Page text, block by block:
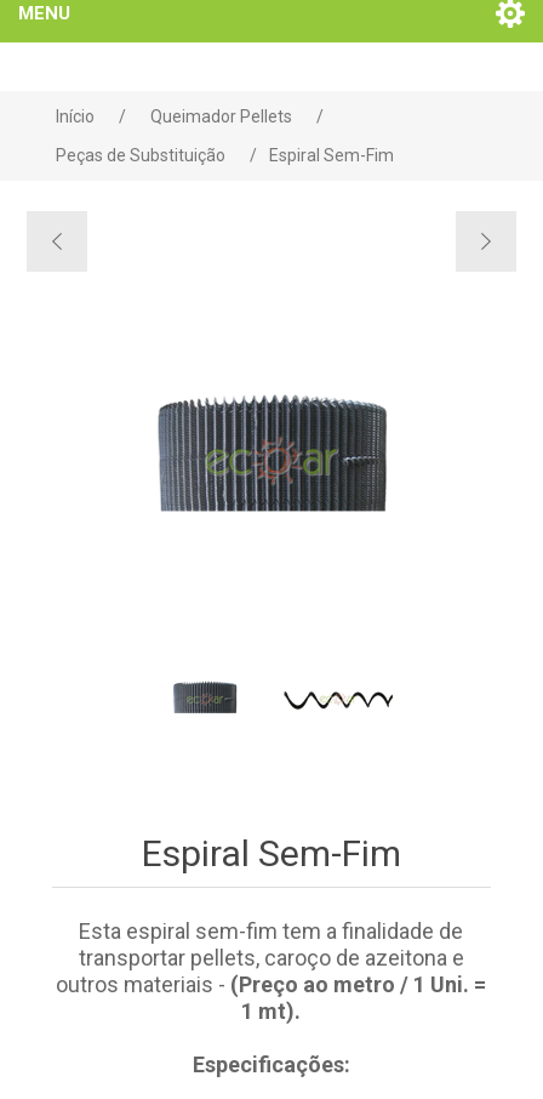
MENU
Início / Queimador Pellets
/
Peças de Substituição
/ Espiral Sem-Fim
Espiral Sem-Fim
Esta espiral sem-fim tem a finalidade de
transportar pellets, caroço de azeitona e
outros materiais - (Preço ao metro / 1 Uni. =
1 mt).
Especificações: